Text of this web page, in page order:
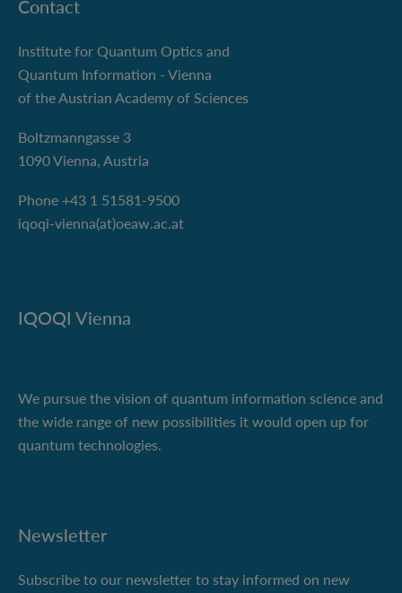
Contact
Institute for Quantum Optics and
Quantum Information - Vienna
of the Austrian Academy of Sciences
Boltzmanngasse 3
1090 Vienna, Austria
Phone +43 1 51581-9500
iqoqi-vienna(at)oeaw.ac.at
IQOQI Vienna
We pursue the vision of quantum information science and
the wide range of new possibilities it would open up for
quantum technologies.
Newsletter
Subscribe to our newsletter to stay informed on new